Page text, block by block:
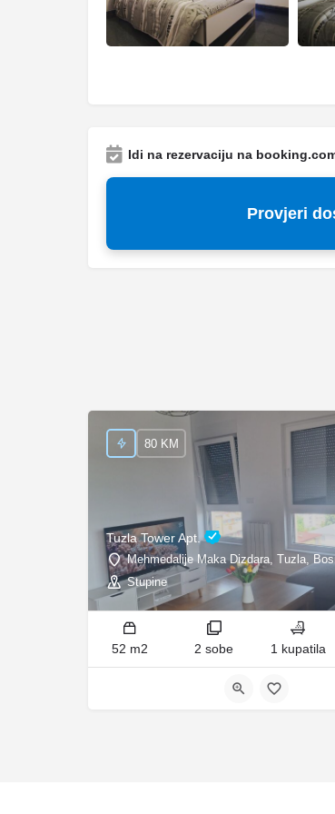
Idi na rezervaciju na
Provjeri
Tuzla Tower Apt.
Mehmedalije Maka Dizdara, Tuzla,
Stupine
80 KM
52 m2 2 sobe 1 kupatila